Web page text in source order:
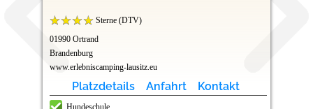
Sterne (DTV)
01990 Ortrand
Brandenburg
www.erlebniscamping-lausitz.eu
Platzdetails Anfahrt Kontakt
Hundeschule